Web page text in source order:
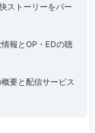
ストーリーをパー
報とOP・EDの聴
要と配信サービス